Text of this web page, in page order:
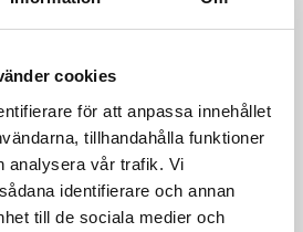
cookies
för att anpassa innehållet
tillhandahålla funktioner
analysera vår trafik. Vi
identifierare och annan
till de sociala medier och
20 års erfarenhet inom
– vi anländer i tid och
i förskott– vi ger